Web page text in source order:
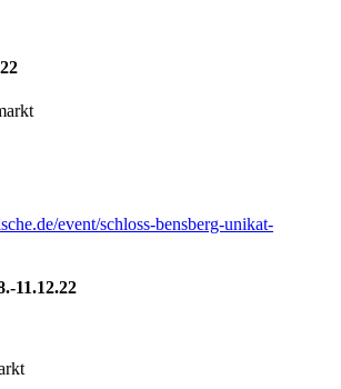
event/schloss-bensberg-unikat-
11.12.22